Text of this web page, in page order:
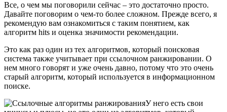
Все, о чем мы поговорили сейчас – это достаточно просто.
Давайте поговорим о чем-то более сложном. Прежде всего, я
рекомендую вам ознакомиться с таким понятием, как
алгоритм hits и оценка значимости рекомендации.
Это как раз один из тех алгоритмов, который поисковая
система также учитывает при ссылочном ранжировании. О
нем много говорят и уже очень давно, потому что это очень
старый алгоритм, который используется в информационном
поиске.
У него есть свои